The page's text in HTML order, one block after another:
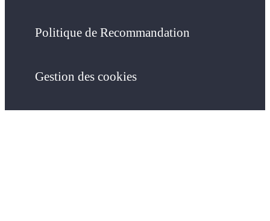
Politique de Recommandation
Gestion des cookies